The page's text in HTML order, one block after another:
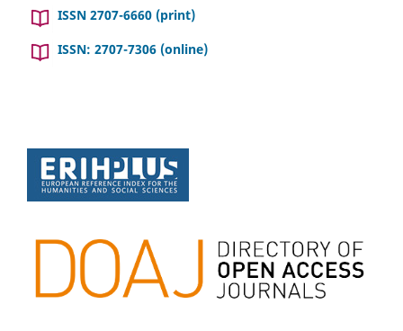
ISSN 2707-6660 (print)
ISSN: 2707-7306 (online)